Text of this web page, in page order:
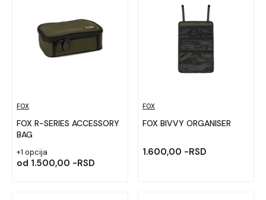
FOX
FOX R-SERIES ACCESSORY
BAG
+1 opcija
od 1.500,00 -RSD
FOX
FOX BIVVY ORGANISER
1.600,00 -RSD